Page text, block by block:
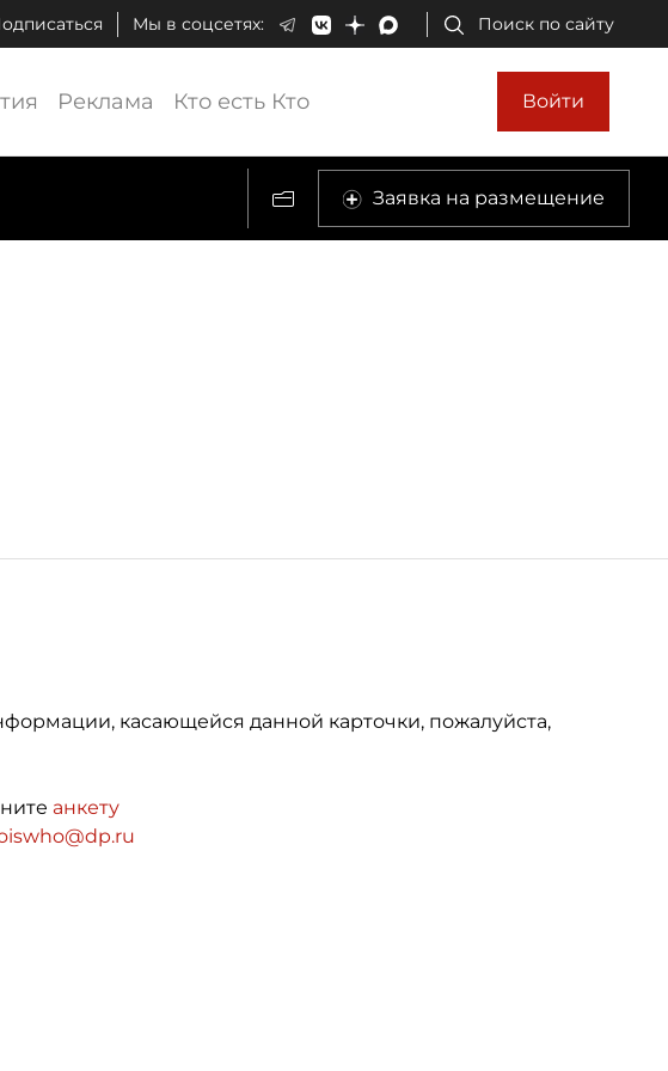
Мы в соцсетях: Поиск по сайту
Реклама Кто есть Кто Войти
Заявка на размещение
касающейся данной карточки, пожалуйста,
анкету